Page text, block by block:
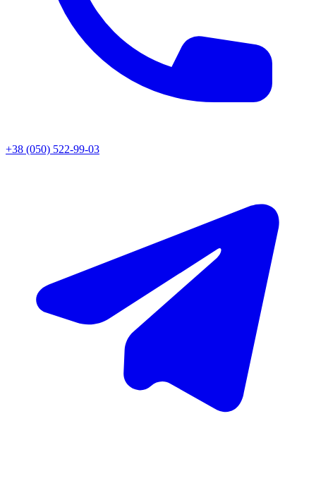
+38 (050) 522-99-03